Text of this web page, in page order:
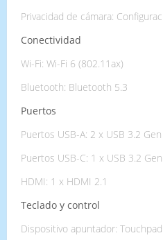
Privacidad de cámara:
Conectividad
Wi-Fi: Wi-Fi 6 (802.11ax)
Bluetooth: Bluetooth 5.3
Puertos
Puertos USB-A: 2 x USB 3.2 Gen
Puertos USB-C: 1 x USB 3.2 Gen
HDMI: 1 x HDMI 2.1
Teclado y control
Dispositivo apuntador: Touchpad